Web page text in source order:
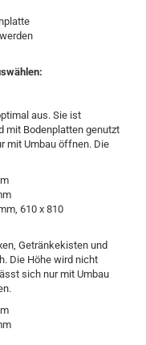
aus. Sie ist
mit Bodenplatten genutzt
mit Umbau öffnen. Die
610 x 810
Getränkekisten und
Die Höhe wird nicht
sich nur mit Umbau